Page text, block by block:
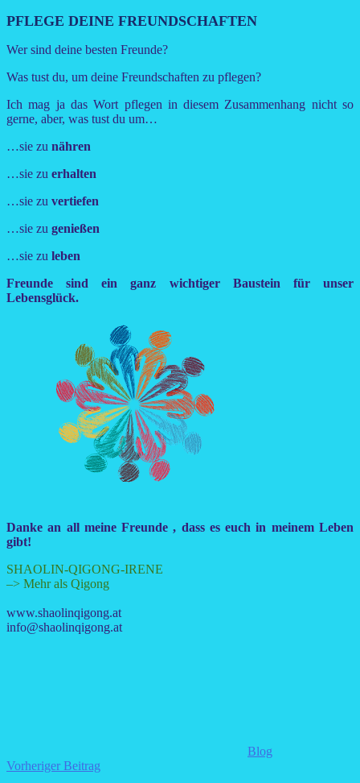
PFLEGE DEINE FREUNDSCHAFTEN
Wer sind deine besten Freunde?
Was tust du, um deine Freundschaften zu pflegen?
Ich mag ja das Wort pflegen in diesem Zusammenhang nicht so
gerne, aber, was tust du um…
…sie zu nähren
…sie zu erhalten
…sie zu vertiefen
…sie zu genießen
…sie zu leben
Freunde sind ein ganz wichtiger Baustein für unser
Lebensglück.
Danke an all meine Freunde , dass es euch in meinem Leben
gibt!
SHAOLIN-QIGONG-IRENE
–> Mehr als Qigong
www.shaolinqigong.at
info@shaolinqigong.at
Blog
Beitragsnavigation
Vorheriger Beitrag